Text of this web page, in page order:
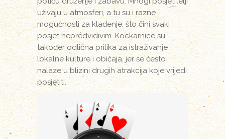
uživaju u atmosferi, a tu su i razne
mogućnosti za klađenje, što čini svaki
posjet nepredvidivim. Kockarnice su
također odlična prilika za istraživanje
lokalne kulture i običaja, jer se često
nalaze u blizini drugih atrakcija koje vrijedi
posjetiti.